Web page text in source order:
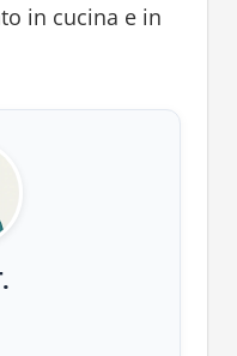
in cucina e in